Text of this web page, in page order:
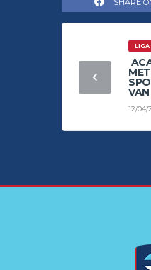
12/04/